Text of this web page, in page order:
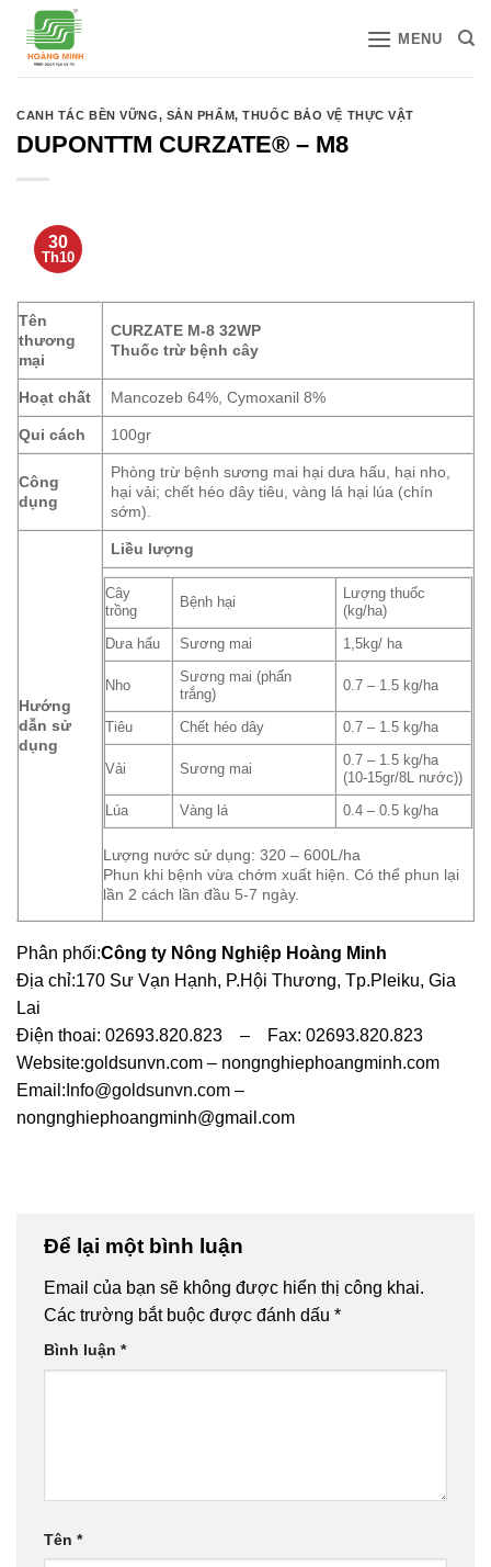
qua
MENU
CANH TÁC BỀN VỮNG, SẢN PHẨM,THUỐC BẢO VỆ THỰC VẬT
DUPONTTM CURZATE® – M8
30
Th10
Tên
thương
mại
CURZATE M-8 32WP
Thuốc trừ bệnh cây
Hoạt chất Mancozeb 64%, Cymoxanil 8%
Qui cách 100gr
Công
dụng
Phòng trừ bệnh sương mai hại dưa hấu, hại nho,
hại vải; chết héo dây tiêu, vàng lá hại lúa (chín
sớm).
Hướng
dẫn sử
dụng
Liều lượng
Cây
trồng
Bệnh hại
Lượng thuốc
(kg/ha)
Dưa hấu
Sương mai 1,5kg/ ha
Nho
Sương mai (phấn
trắng)
0.7 – 1.5 kg/ha
Tiêu Chết héo dây 0.7 – 1.5 kg/ha
Vải Sương mai
0.7 – 1.5 kg/ha
(10-15gr/8L nước))
Lúa
Vàng lá 0.4 – 0.5 kg/ha
Lượng nước sử dụng: 320 – 600L/ha
Phun khi bệnh vừa chớm xuất hiện. Có thể phun lại
lần 2 cách lần đầu 5-7 ngày.
Phân phối:Công ty Nông Nghiệp Hoàng Minh
Địa chỉ:170 Sư Vạn Hạnh, P.Hội Thương, Tp.Pleiku, Gia
Lai
Điện thoai: 02693.820.823 – Fax: 02693.820.823
Website:goldsunvn.com – nongnghiephoangminh.com
Email: Info@goldsunvn.com –
nongnghiephoangminh@gmail.com
Để lại một bình luận
Email của bạn sẽ không được hiển thị công khai.
Các trường bắt buộc được đánh dấu *
Bình luận *
Tên *